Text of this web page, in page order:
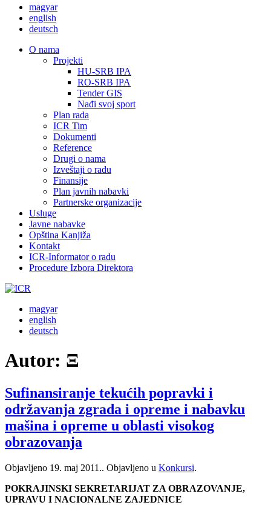
magyar
english
deutsch
О nama
Projekti
HU-SRB IPA
RO-SRB IPA
Tender GIS
Nađi svoj sport
Plan rada
ICR Tim
Dokumenti
Reference
Drugi o nama
Izveštaji o radu
Finansije
Plan javnih nabavki
Partnerske organizacije
Usluge
Javne nabavke
Opština Kanjiža
Kontakt
ICR-Informator o radu
Procedure Izbora Direktora
magyar
english
deutsch
Autor: Ξ
Sufinansiranje tekućih popravki i
održavanja zgrada i opreme i nabavku
mašina i opreme u oblasti visokog
obrazovanja
Objavljeno 19. maj 2011.. Objavljeno u Konkursi.
POKRAJINSKI SEKRETARIJAT ZA OBRAZOVANJE,
UPRAVU I NACIONALNE ZAJEDNICE